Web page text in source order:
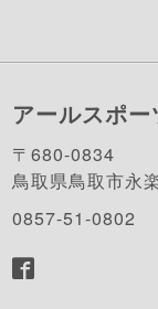
アールスポ
〒680-0834
鳥取県鳥取市永
0857-51-0802